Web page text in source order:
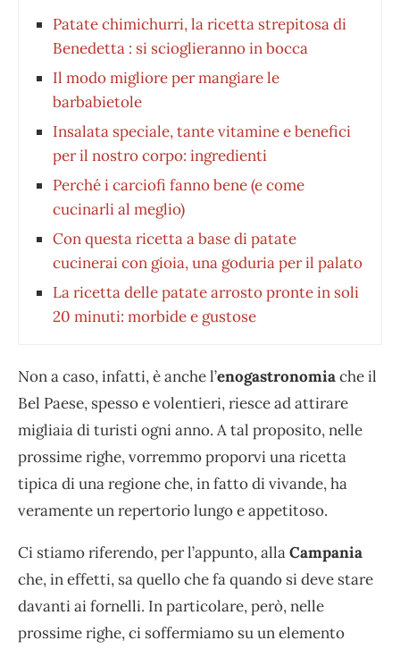
Patate chimichurri, la ricetta strepitosa di
Benedetta : si scioglieranno in bocca
Il modo migliore per mangiare le
barbabietole
Insalata speciale, tante vitamine e benefici
per il nostro corpo: ingredienti
Perché i carciofi fanno bene (e come
cucinarli al meglio)
Con questa ricetta a base di patate
cucinerai con gioia, una goduria per il palato
La ricetta delle patate arrosto pronte in soli
20 minuti: morbide e gustose
Non a caso, infatti, è anche l’enogastronomiache il
Bel Paese, spesso e volentieri, riesce ad attirare
migliaia di turisti ogni anno. A tal proposito, nelle
prossime righe, vorremmo proporvi una ricetta
tipica di una regione che, in fatto di vivande, ha
veramente un repertorio lungo e appetitoso.
Ci stiamo riferendo, per l’appunto, allaCampania
che, in effetti, sa quello che fa quando si deve stare
davanti ai fornelli. In particolare, però, nelle
prossime righe, ci soffermiamo su un elemento